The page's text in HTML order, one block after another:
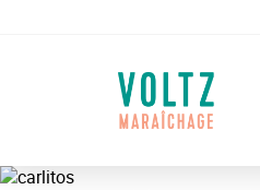
VOLTZ Maraîchage